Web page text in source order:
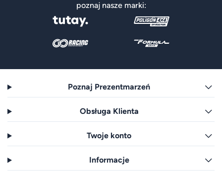
poznaj nasze marki:
Poznaj Prezentmarzeń
Obsługa Klienta
Twoje konto
Informacje